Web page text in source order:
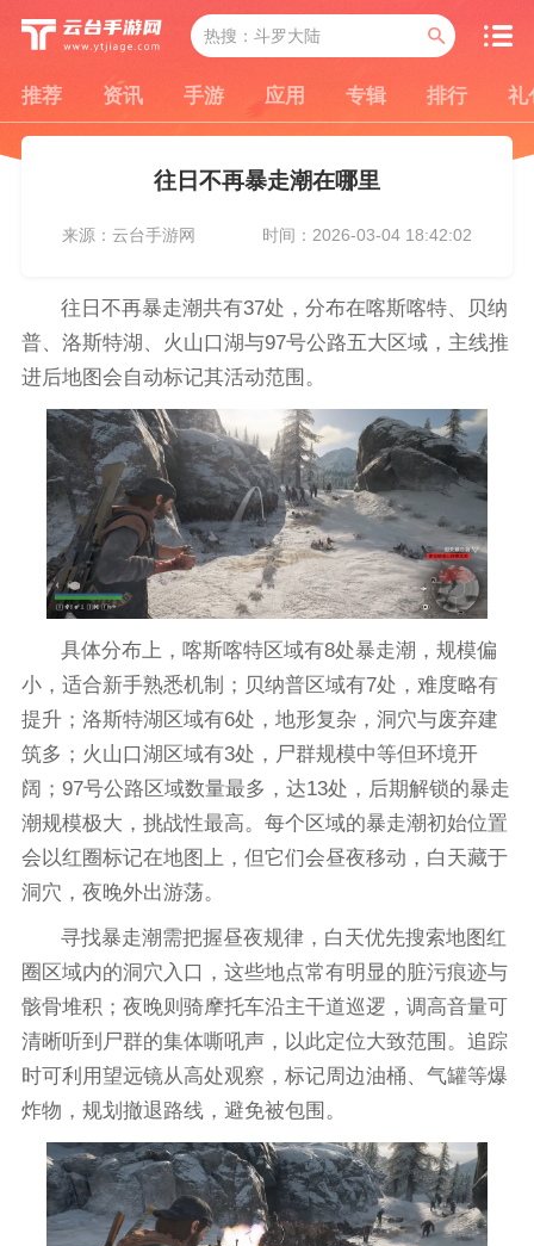
推荐 资讯 手游 应用 专辑 排行 礼
往日不再暴走潮在哪里
来源：云台手游网 时间：2026-03-04 18:42:02
往日不再暴走潮共有37处，分布在喀斯喀特、贝纳
普、洛斯特湖、火山口湖与97号公路五大区域，主线推
进后地图会自动标记其活动范围。
具体分布上，喀斯喀特区域有8处暴走潮，规模偏
小，适合新手熟悉机制；贝纳普区域有7处，难度略有
提升；洛斯特湖区域有6处，地形复杂，洞穴与废弃建
筑多；火山口湖区域有3处，尸群规模中等但环境开
阔；97号公路区域数量最多，达13处，后期解锁的暴走
潮规模极大，挑战性最高。每个区域的暴走潮初始位置
会以红圈标记在地图上，但它们会昼夜移动，白天藏于
洞穴，夜晚外出游荡。
寻找暴走潮需把握昼夜规律，白天优先搜索地图红
圈区域内的洞穴入口，这些地点常有明显的脏污痕迹与
骸骨堆积；夜晚则骑摩托车沿主干道巡逻，调高音量可
清晰听到尸群的集体嘶吼声，以此定位大致范围。追踪
时可利用望远镜从高处观察，标记周边油桶、气罐等爆
炸物，规划撤退路线，避免被包围。